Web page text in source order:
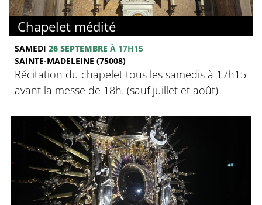
Chapelet médité
SAMEDI 26 SEPTEMBRE À 17H15
SAINTE-MADELEINE (75008)
Récitation du chapelet tous les samedis à 17h15
avant la messe de 18h. (sauf juillet et août)